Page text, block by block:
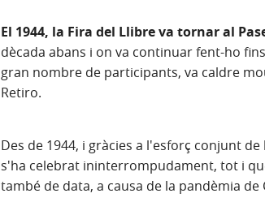
El 1944, la Fira del Llibre va tornar al
dècada abans i on va continuar fent-ho
gran nombre de participants, va caldre
Retiro.
Des de 1944, i gràcies a l'esforç conjunt
s'ha celebrat ininterrompudament, tot i
també de data, a causa de la pandèmia de